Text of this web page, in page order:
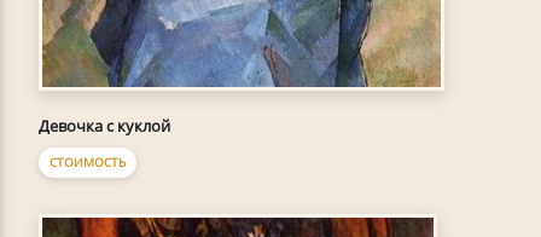
Девочка с куклой
СТОИМОСТЬ